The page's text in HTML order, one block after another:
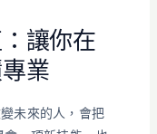
讓你在
業
未來的人，會把